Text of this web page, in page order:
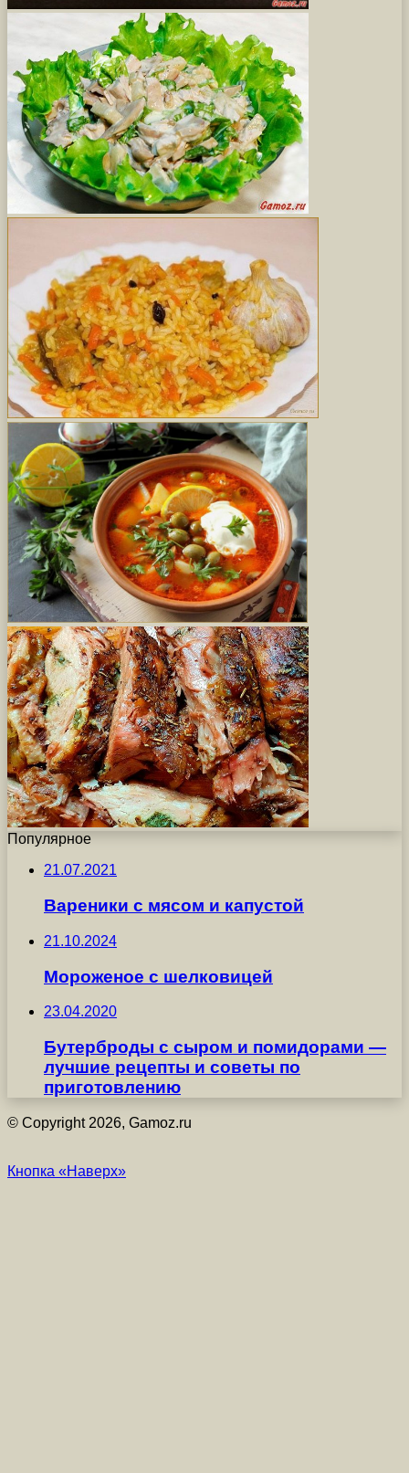
Популярное
21.07.2021
Вареники с мясом и капустой
21.10.2024
Мороженое с шелковицей
23.04.2020
Бутерброды с сыром и помидорами —
лучшие рецепты и советы по
приготовлению
© Copyright 2026, Gamoz.ru
Кнопка «Наверх»